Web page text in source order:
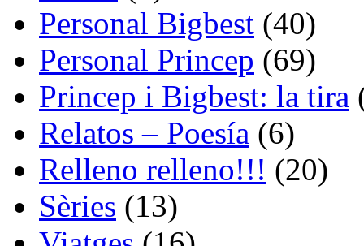
Personal Bigbest (40)
Personal Princep (69)
Princep i Bigbest: la tira
Relatos – Poesía (6)
Relleno relleno!!! (20)
Sèries (13)